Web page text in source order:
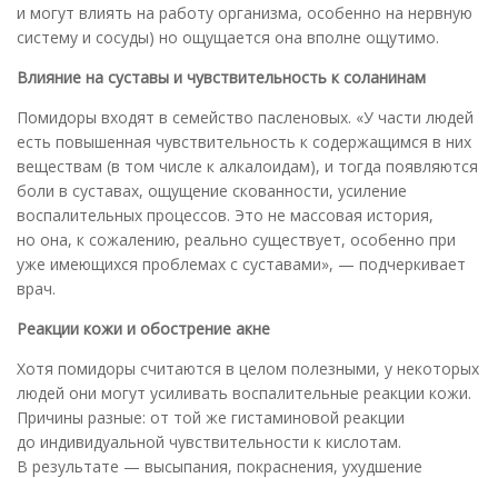
и могут влиять на работу организма, особенно на нервную
систему и сосуды) но ощущается она вполне ощутимо.
Влияние на суставы и чувствительность к соланинам
Помидоры входят в семейство пасленовых. «У части людей
есть повышенная чувствительность к содержащимся в них
веществам (в том числе к алкалоидам), и тогда появляются
боли в суставах, ощущение скованности, усиление
воспалительных процессов. Это не массовая история,
но она, к сожалению, реально существует, особенно при
уже имеющихся проблемах с суставами», — подчеркивает
врач.
Реакции кожи и обострение акне
Хотя помидоры считаются в целом полезными, у некоторых
людей они могут усиливать воспалительные реакции кожи.
Причины разные: от той же гистаминовой реакции
до индивидуальной чувствительности к кислотам.
В результате — высыпания, покраснения, ухудшение